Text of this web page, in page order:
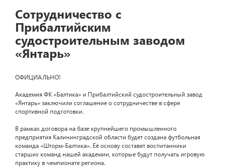
Сотрудничество с
Прибалтийским
судостроительным заводом
«Янтарь»
ОФИЦИАЛЬНО!
Академия ФК «Балтика» и Прибалтийский судостроительный завод
«Янтарь» заключили соглашение о сотрудничестве в сфере
спортивной подготовки.
В рамках договора на базе крупнейшего промышленного
предприятия Калининградской области будет создана футбольная
команда «Шторм-Балтика». Её основу составят воспитанники
старших команд нашей академии, которые будут получать игровую
практику в чемпионате региона.